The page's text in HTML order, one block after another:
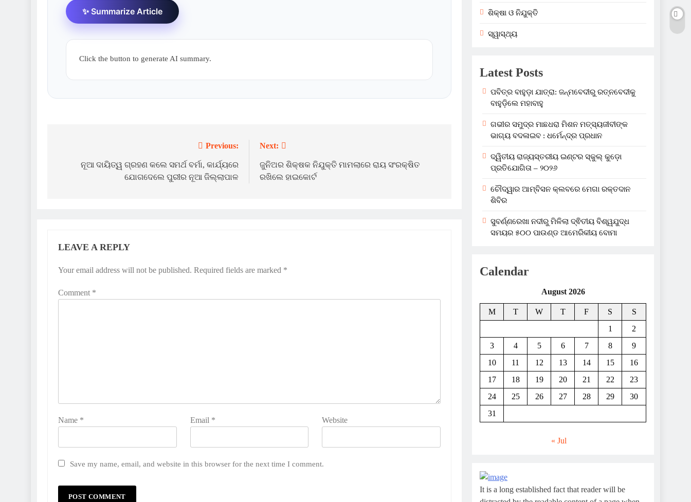
✨ Summarize Article
Click the button to generate AI summary.
navigation
Previous:
ନୂଆ ଦାୟିତ୍ୱ ଗ୍ରହଣ କଲେ ସମର୍ଥ ବର୍ମା, କାର୍ଯ୍ୟରେ
ଯୋଗଦେଲେ ପୁରୀର ନୂଆ ଜିଲ୍ଲାପାଳ
Next:
ଜୁନିଅର ଶିକ୍ଷକ ନିଯୁକ୍ତି ମାମଲାରେ ରାୟ ସଂରକ୍ଷିତ
ରଖିଲେ ହାଇକୋର୍ଟ
LEAVE A REPLY
Your email address will not be published. Required fields are marked *
Comment *
Name * Email * Website
Save my name, email, and website in this browser for the next time I comment.
ଶିକ୍ଷା ଓ ନିଯୁକ୍ତି
ସ୍ୱାସ୍ଥ୍ୟ
Latest Posts
ପବିତ୍ର ବାହୁଡ଼ା ଯାତ୍ରା: ଜନ୍ମବେଦୀରୁ ରତ୍ନବେଦୀକୁ
ବାହୁଡ଼ିଲେ ମହାବାହୁ
ଗଭୀର ସମୁଦ୍ର ମାଛଧରା ମିଶନ ମତ୍ସ୍ୟଜୀବୀଙ୍କ
ଭାଗ୍ୟ ବଦଳାଇବ : ଧର୍ମେନ୍ଦ୍ର ପ୍ରଧାନ
ଦ୍ୱିତୀୟ ରାଜ୍ୟସ୍ତରୀୟ ଇଣ୍ଟର ସ୍କୁଲ୍ କୁଡ଼ୋ
ପ୍ରତିଯୋଗିତା – ୨୦୨୬
ଚୌଦ୍ୱାର ଆମ୍ବିସନ କ୍ଲବରେ ମେଗା ରକ୍ତଦାନ
ଶିବିର
ସୁବର୍ଣ୍ଣରେଖା ନଦୀରୁ ମିଳିଲା ଦ୍ଵିତୀୟ ବିଶ୍ୱଯୁଦ୍ଧ
ସମୟର ୫୦୦ ପାଉଣ୍ଡ ଆମେରିକୀୟ ବୋମା
Calendar
August 2026
M T W T F S
S
1
2
3
4 5 6 7 8
9
10
11 12 13 14 15
16
17
18 19 20 21 22
23
24
25 26 27 28 29
30
31
« Jul
It is a long established fact that reader will be